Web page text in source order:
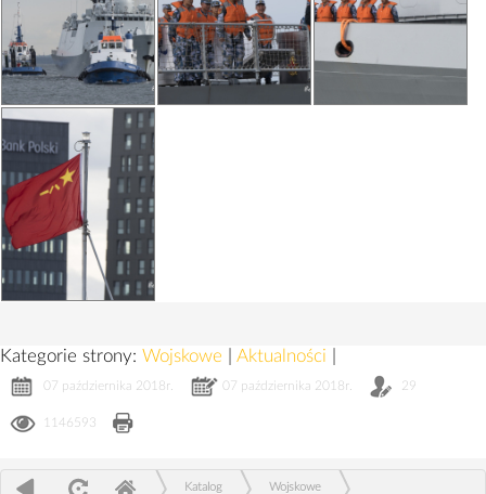
Kategorie strony: Wojskowe Aktualności
07 października 2018r. 07 października 2018r. 29
1146593
Katalog Wojskowe